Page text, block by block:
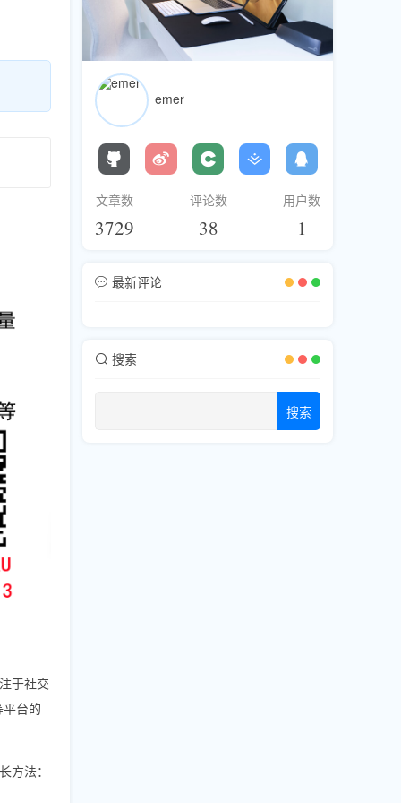
于社交
台的
方法：
emer
文章数
3729
评论数
38
用户数
1
最新评论
搜索
搜索